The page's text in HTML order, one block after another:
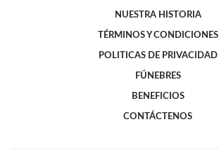
NUESTRA HISTORIA
TÉRMINOS Y CONDICIONES
POLITICAS DE PRIVACIDAD
FÚNEBRES
BENEFICIOS
CONTÁCTENOS